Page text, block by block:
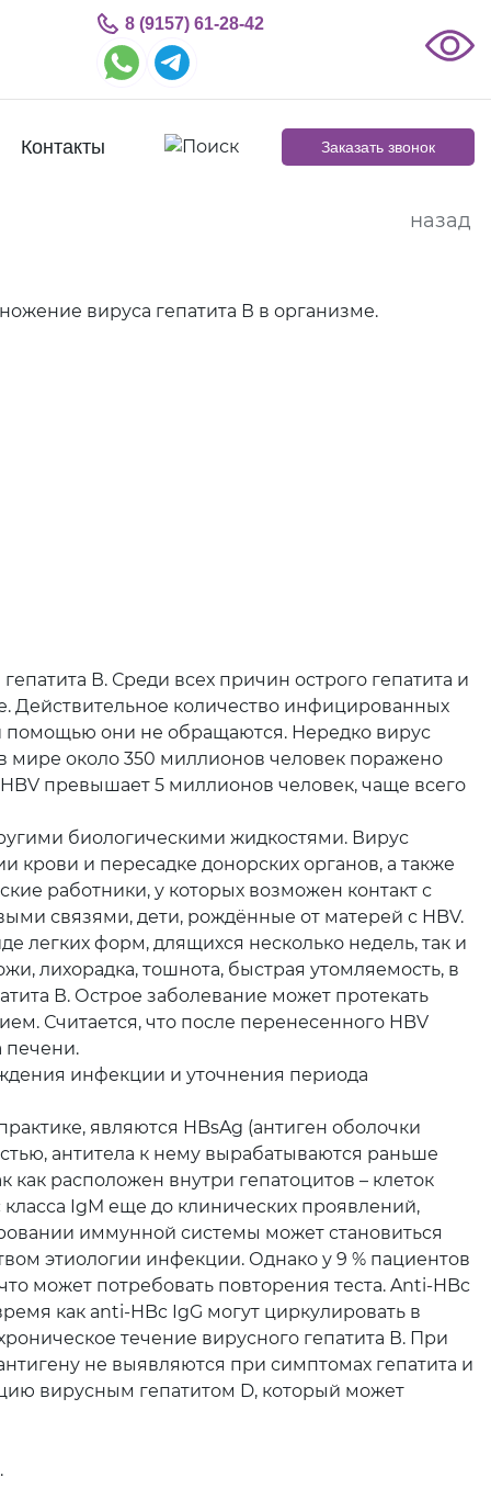
8 (9157) 61-28-42
Контакты Заказать звонок
назад
вируса гепатита В в организме.
В. Среди всех причин острого гепатита и
Действительное количество инфицированных
помощью они не обращаются. Нередко вирус
мире около 350 миллионов человек поражено
превышает 5 миллионов человек, чаще всего
биологическими жидкостями. Вирус
и пересадке донорских органов, а также
работники, у которых возможен контакт с
связями, дети, рождённые от матерей с HBV.
легких форм, длящихся несколько недель, так и
лихорадка, тошнота, быстрая утомляемость, в
В. Острое заболевание может протекать
Считается, что после перенесенного HBV
печени.
инфекции и уточнения периода
являются HBsAg (антиген оболочки
антитела к нему вырабатываются раньше
расположен внутри гепатоцитов – клеток
IgM еще до клинических проявлений,
иммунной системы может становиться
этиологии инфекции. Однако у 9 % пациентов
может потребовать повторения теста. Anti-HBc
как anti-HBc IgG могут циркулировать в
течение вирусного гепатита В. При
не выявляются при симптомах гепатита и
вирусным гепатитом D, который может